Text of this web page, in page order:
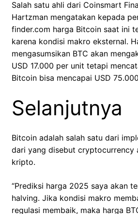
Salah satu ahli dari Coinsmart
Hartzman mengatakan kepada
finder.com harga Bitcoin saat ini
karena kondisi makro eksternal.
mengasumsikan BTC akan
USD 17.000 per unit tetapi
Bitcoin bisa mencapai USD
Selanjutnya
Bitcoin adalah salah satu dari
dari yang disebut cryptocurrency
kripto.
“Prediksi harga 2025 saya akan
halving. Jika kondisi makro
regulasi membaik, maka harga